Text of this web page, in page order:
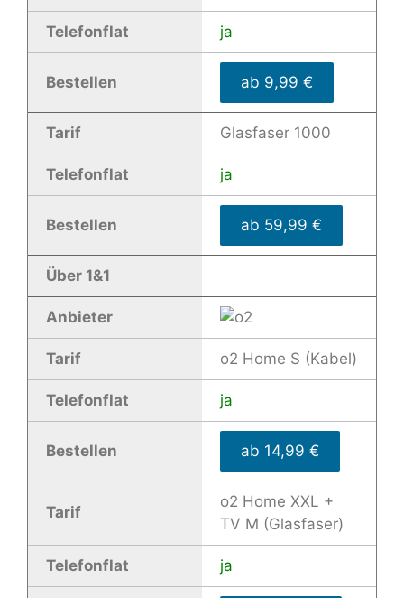
Telefonflat ja
Bestellen ab 9,99 €
Tarif Glasfaser 1000
Telefonflat ja
Bestellen ab 59,99 €
Über 1&1
Anbieter
Tarif o2 Home S (Kabel)
Telefonflat ja
Bestellen ab 14,99 €
Tarif
o2 Home XXL +
TV M (Glasfaser)
Telefonflat ja